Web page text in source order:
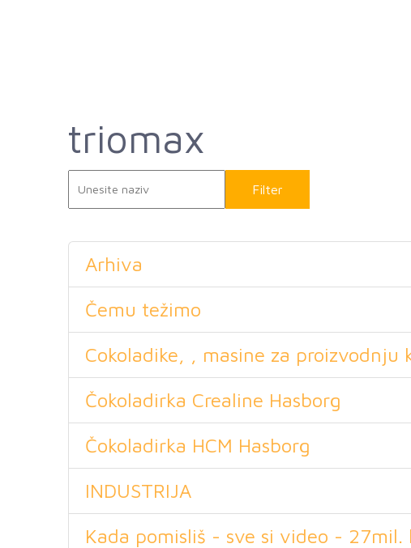
triomax
Filter
Arhiva
Čemu težimo
Cokoladike, , masine za proizvodnju
Čokoladirka Crealine Hasborg
Čokoladirka HCM Hasborg
INDUSTRIJA
Kada pomisliš - sve si video - 27mil.